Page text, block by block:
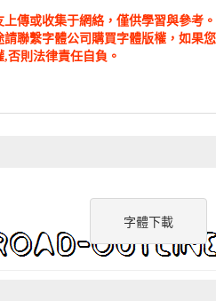
傳或收集于網絡，僅供學習與參考。
聯繫字體公司購買字體版權，如果您
否則法律責任自負。
字體下載